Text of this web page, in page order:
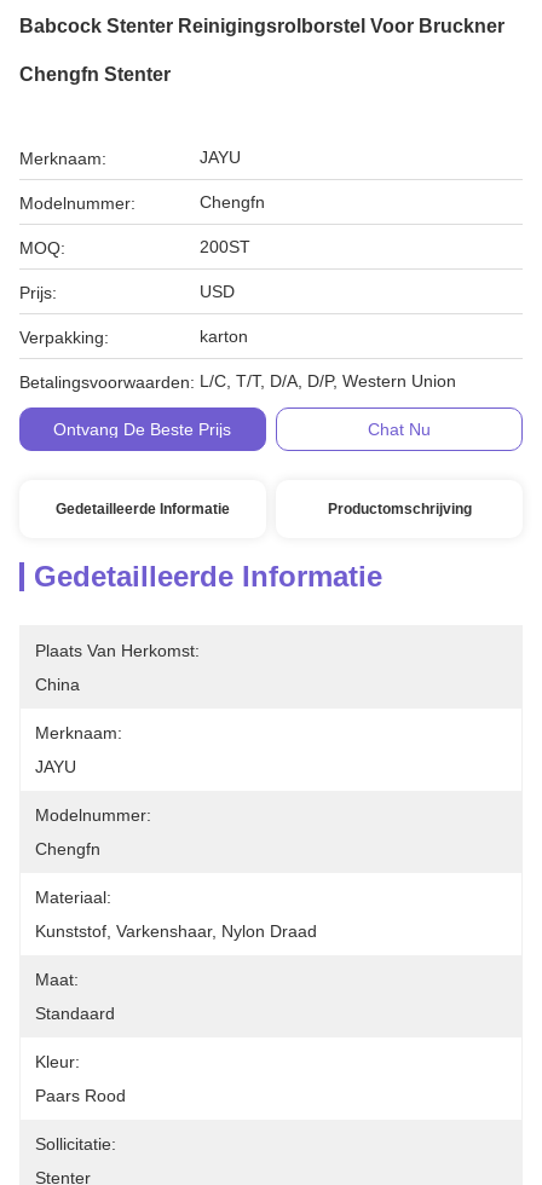
Babcock Stenter Reinigingsrolborstel Voor Bruckner
Chengfn Stenter
Merknaam: JAYU
Modelnummer: Chengfn
MOQ: 200ST
Prijs: USD
Verpakking: karton
Betalingsvoorwaarden: L/C, T/T, D/A, D/P, Western Union
Ontvang De Beste Prijs Chat Nu
Gedetailleerde Informatie Productomschrijving
Gedetailleerde Informatie
Plaats Van Herkomst:
China
Merknaam:
JAYU
Modelnummer:
Chengfn
Materiaal:
Kunststof, Varkenshaar, Nylon Draad
Maat:
Standaard
Kleur:
Paars Rood
Sollicitatie:
Stenter